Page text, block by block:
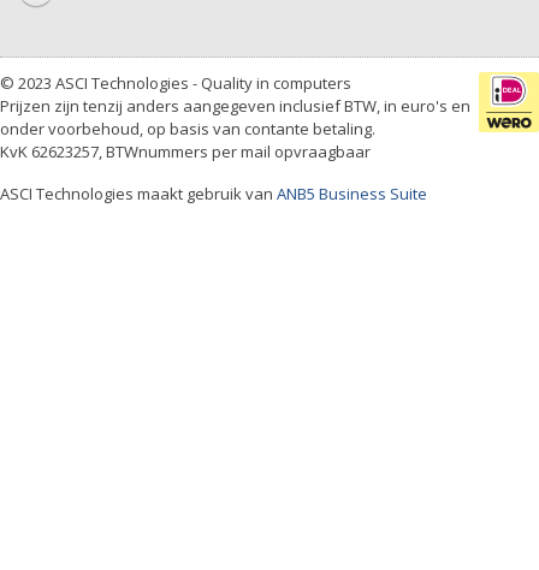
© 2023 ASCI Technologies - Quality in computers
Prijzen zijn tenzij anders aangegeven inclusief BTW, in euro's en
onder voorbehoud, op basis van contante betaling.
KvK 62623257, BTWnummers per mail opvraagbaar
ASCI Technologies maakt gebruik van ANB5 Business Suite